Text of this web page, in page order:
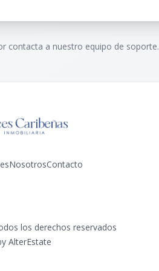
contacta a nuestro equipo de soporte.
NosotrosContacto
los derechos reservados
AlterEstate